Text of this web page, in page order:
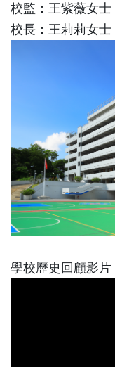
校監：王紫薇女士
校長：王莉莉女士
學校歷史回顧影片